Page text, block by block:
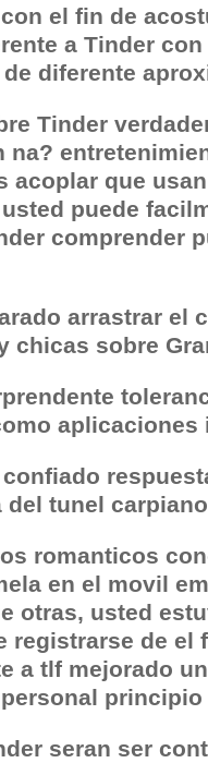
el fin de
a Tinder
diferente
Tinder
na?
acoplar que
puede
comprender
arrastrar el
chicas sobre
aplicaciones
del tunel
romanticos
en el movil
otras, usted
registrarse de
a tlf mejorado
seran ser